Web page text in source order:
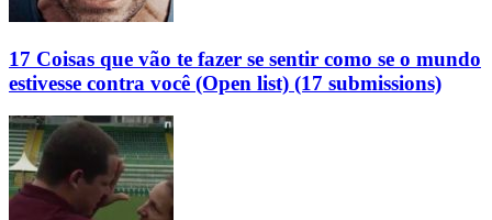
17 Coisas que vão te fazer se sentir como se o mundo
estivesse contra você (Open list) (17 submissions)